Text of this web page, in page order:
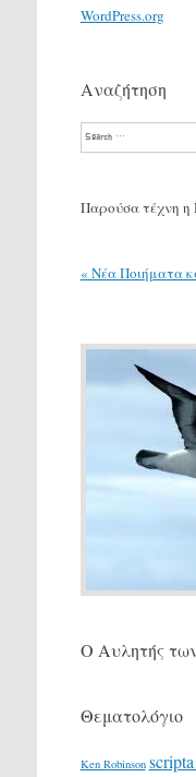
WordPress.org
Αναζήτηση
Search
Παρούσα τέχνη η
« Νέα Ποιήματα
Ο Αυλητής
Θεματολόγιο
Ken Robinson